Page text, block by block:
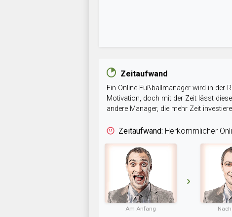
Zeitaufwand
Ein Online-Fußballmanager wird in der
Motivation, doch mit der Zeit lässt
andere Manager, die mehr Zeit
Zeitaufwand: Herkömmlicher
Am Anfang